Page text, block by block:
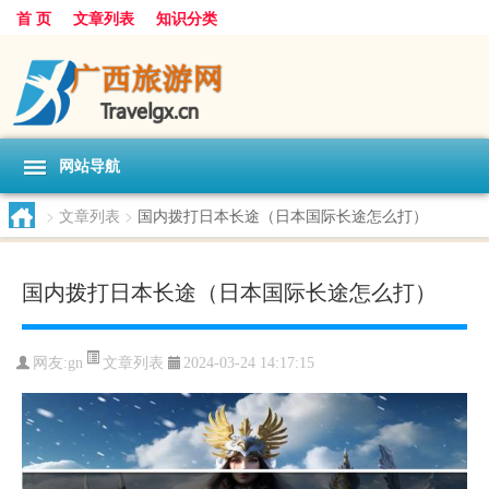
首 页 文章列表 知识分类
网站导航
> 文章列表 > 国内拨打日本长途（日本国际长途怎么打）
国内拨打日本长途（日本国际长途怎么打）
网友:gn 文章列表 2024-03-24 14:17:15